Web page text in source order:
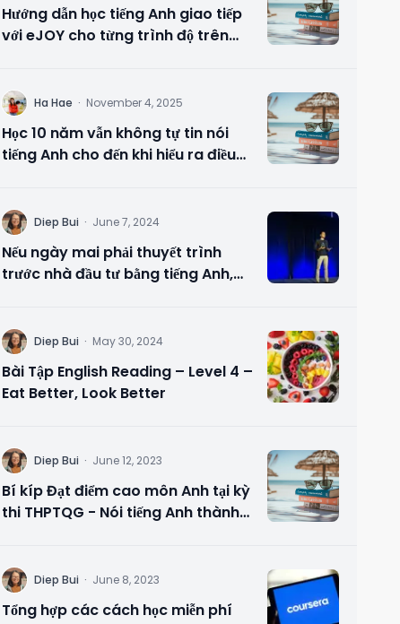
Hướng dẫn học tiếng Anh giao tiếp
với eJOY cho từng trình độ trên
H Ha Hae · November 4, 2025
Học 10 năm vẫn không tự tin nói
tiếng Anh cho đến khi hiểu ra điều
D Diep Bui · June 7, 2024
Nếu ngày mai phải thuyết trình
trước nhà đầu tư bằng tiếng Anh,
D Diep Bui · May 30, 2024
Bài Tập English Reading – Level 4 –
Eat Better, Look Better
D Diep Bui · June 12, 2023
Bí kíp Đạt điểm cao môn Anh tại kỳ
thi THPTQG - Nói tiếng Anh thành
D Diep Bui · June 8, 2023
Tổng hợp các cách học miễn phí